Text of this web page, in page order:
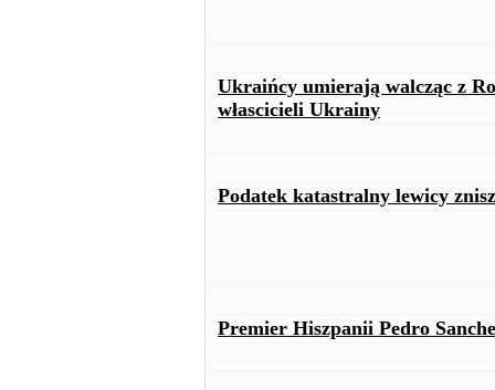
Ukraińcy umierają walcząc z
włascicieli Ukrainy
Podatek katastralny lewicy
Premier Hiszpanii Pedro